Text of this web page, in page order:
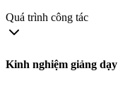
Quá trình công tác
Kinh nghiệm giảng dạy